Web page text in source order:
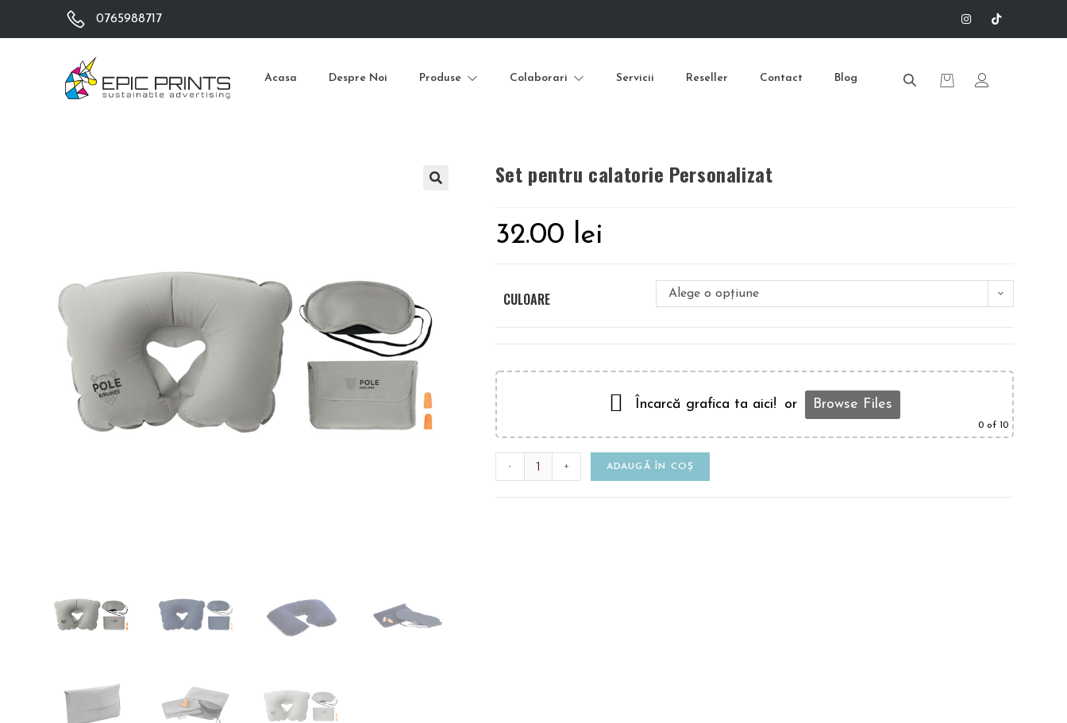
0765988717
Acasa Despre Noi Produse Colaborari Servicii Reseller Contact Blog
Set pentru calatorie Personalizat
32.00 lei
CULOARE Alege o opțiune
Încarcă grafica ta aici! or Browse Files
0of 10
- + ADAUGĂ ÎN COȘ